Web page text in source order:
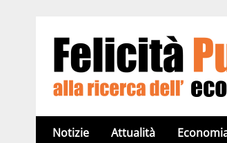
Notizie Attualità